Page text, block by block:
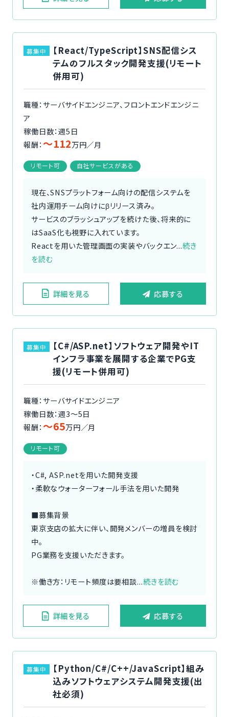
募集中
【React/TypeScript】SNS配信シス
テムのフルスタック開発支援(リモート
併用可)
職種：サーバサイドエンジニア、フロントエンドエンジニ
ア
稼働日数：週5日
報酬： 〜112万円／月
リモート可 自社サービスがある
現在、SNSプラットフォーム向けの配信システムを
社内運用チーム向けにβリリース済み。
サービスのブラッシュアップを続けた後、将来的に
はSaaS化も視野に入れています。
Reactを用いた管理画面の実装やバックエン...続き
を読む
詳細を見る 応募する
募集中
【C#/ASP.net】ソフトウェア開発やIT
インフラ事業を展開する企業でPG支
援(リモート併用可)
職種：サーバサイドエンジニア
稼働日数：週3〜5日
報酬： 〜65万円／月
リモート可
・C#, ASP.netを用いた開発支援
・柔軟なウォーターフォール手法を用いた開発
■募集背景
東京支店の拡大に伴い、開発メンバーの増員を検討
中。
PG業務を支援いただきます。
※働き方：リモート頻度は要相談...続きを読む
詳細を見る 応募する
募集中
【Python/C#/C++/JavaScript】組み
込みソフトウェアシステム開発支援(出
社必須)